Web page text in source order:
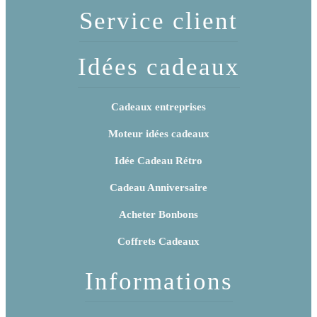
Service client
Idées cadeaux
Cadeaux entreprises
Moteur idées cadeaux
Idée Cadeau Rétro
Cadeau Anniversaire
Acheter Bonbons
Coffrets Cadeaux
Informations